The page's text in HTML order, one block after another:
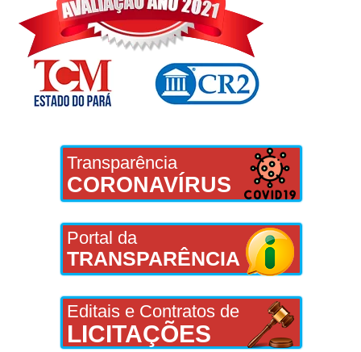
Transparência
CORONAVÍRUS
Portal da
TRANSPARÊNCIA
Editais e Contratos de
LICITAÇÕES